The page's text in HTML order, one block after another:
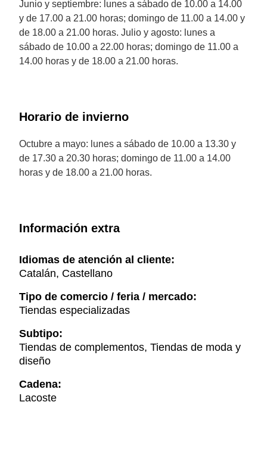
Junio y septiembre: lunes a sábado de 10.00 a 14.00
y de 17.00 a 21.00 horas; domingo de 11.00 a 14.00 y
de 18.00 a 21.00 horas. Julio y agosto: lunes a
sábado de 10.00 a 22.00 horas; domingo de 11.00 a
14.00 horas y de 18.00 a 21.00 horas.
Horario de invierno
Octubre a mayo: lunes a sábado de 10.00 a 13.30 y
de 17.30 a 20.30 horas; domingo de 11.00 a 14.00
horas y de 18.00 a 21.00 horas.
Información extra
Idiomas de atención al cliente:
Catalán, Castellano
Tipo de comercio / feria / mercado:
Tiendas especializadas
Subtipo:
Tiendas de complementos, Tiendas de moda y
diseño
Cadena:
Lacoste